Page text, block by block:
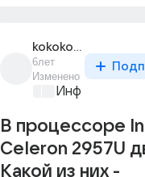
kokokoko_8
6лет
Изменено
В процессоре
Celeron 2957U
Какой из них -